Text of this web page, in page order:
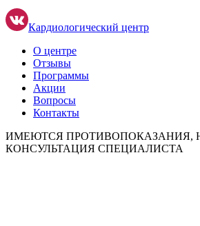
Кардиологический центр
О центре
Отзывы
Программы
Акции
Вопросы
Контакты
ИМЕЮТСЯ ПРОТИВОПОКАЗАНИЯ,
КОНСУЛЬТАЦИЯ СПЕЦИАЛИСТА